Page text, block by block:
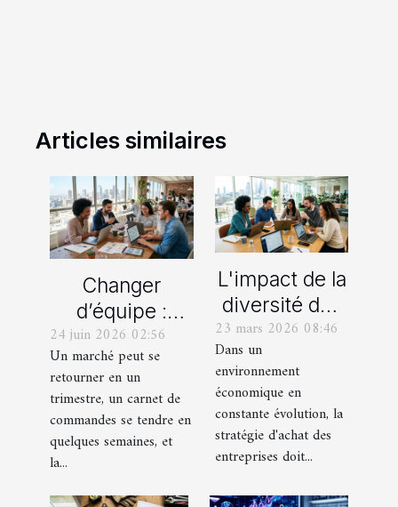
Articles similaires
Changer
d’équipe :
l’externalisation
pour réinventer
la prospection
24 juin 2026 02:56
Un marché peut se
retourner en un
trimestre, un carnet de
commandes se tendre en
quelques semaines, et
la...
L'impact de la
diversité des
profils dans la
stratégie
d'achat des
entreprises
23 mars 2026 08:46
Dans un
environnement
économique en
constante évolution, la
stratégie d'achat des
entreprises doit...